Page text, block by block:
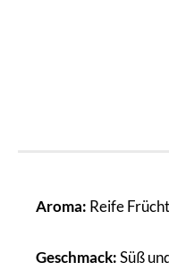
Aroma: Reife
Geschmack:Süß